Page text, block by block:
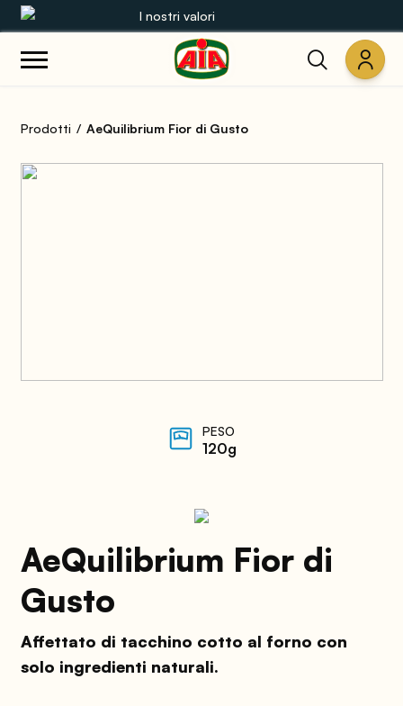
I nostri valori
Ricette
Prodotti AeQuilibrium Fior di Gusto
PESO
120g
AeQuilibrium Fior di
Gusto
Affettato di tacchino cotto al forno con
solo ingredienti naturali.